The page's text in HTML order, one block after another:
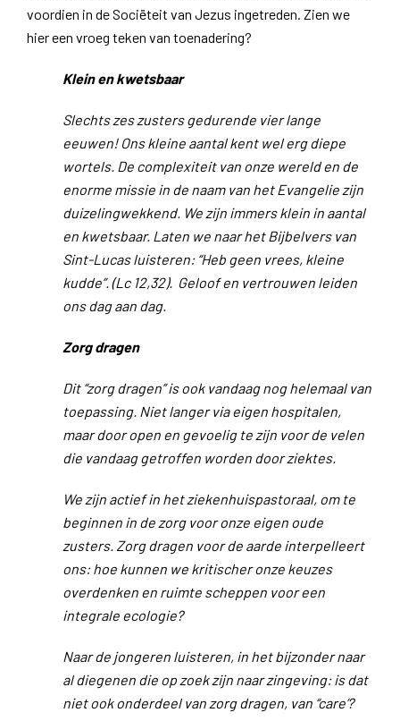
voordien in de Sociëteit van Jezus ingetreden. Zien we
hier een vroeg teken van toenadering?
Klein en kwetsbaar
Slechts zes zusters gedurende vier lange
eeuwen! Ons kleine aantal kent wel erg diepe
wortels. De complexiteit van onze wereld en de
enorme missie in de naam van het Evangelie zijn
duizelingwekkend. We zijn immers klein in aantal
en kwetsbaar. Laten we naar het Bijbelvers van
Sint-Lucas luisteren: “Heb geen vrees, kleine
kudde”. (Lc 12,32). Geloof en vertrouwen leiden
ons dag aan dag.
Zorg dragen
Dit “zorg dragen” is ook vandaag nog helemaal van
toepassing. Niet langer via eigen hospitalen,
maar door open en gevoelig te zijn voor de velen
die vandaag getroffen worden door ziektes.
We zijn actief in het ziekenhuispastoraal, om te
beginnen in de zorg voor onze eigen oude
zusters. Zorg dragen voor de aarde interpelleert
ons: hoe kunnen we kritischer onze keuzes
overdenken en ruimte scheppen voor een
integrale ecologie?
Naar de jongeren luisteren, in het bijzonder naar
al diegenen die op zoek zijn naar zingeving: is dat
niet ook onderdeel van zorg dragen, van “care’?